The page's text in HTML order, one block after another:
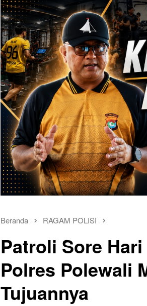
Beranda RAGAM POLISI
Patroli Sore
Polres Polewali
Tujuannya